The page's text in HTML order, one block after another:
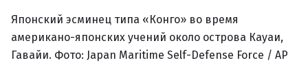
Японский эсминец типа «Конго» во время
американо-японских учений около острова Кауаи,
Гавайи. Фото: Japan Maritime Self-Defense Force / AP